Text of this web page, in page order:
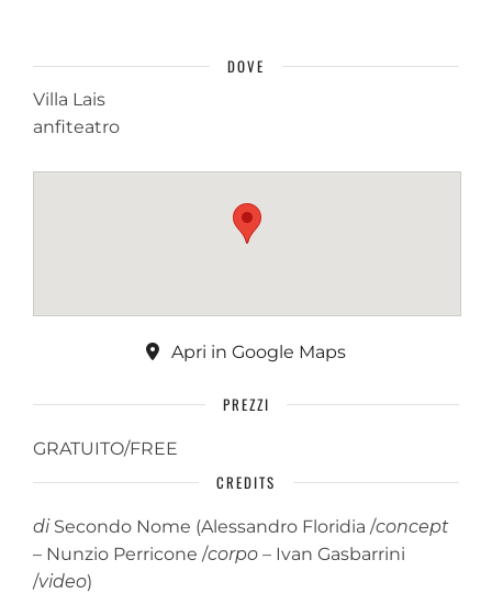
DOVE
Villa Lais
anfiteatro
Apri in Google Maps
PREZZI
GRATUITO/FREE
CREDITS
diSecondo Nome (Alessandro Floridia /concept
– Nunzio Perricone /corpo – Ivan Gasbarrini
/video)